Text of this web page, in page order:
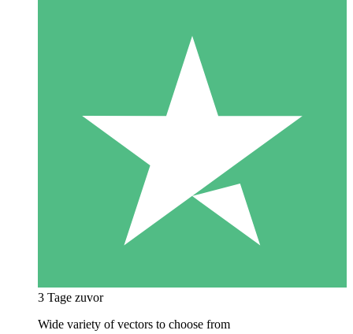
3 Tage zuvor
Wide variety of vectors to choose from